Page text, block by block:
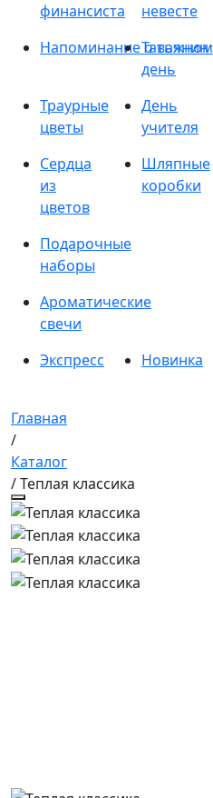
финансиста
невесте
Напоминание о важном
Татьянин
день
Траурные
цветы
День
учителя
Сердца
из
цветов
Шляпные
коробки
Подарочные
наборы
Ароматические
свечи
Экспресс
Новинка
Главная
/
Каталог
/ Теплая классика